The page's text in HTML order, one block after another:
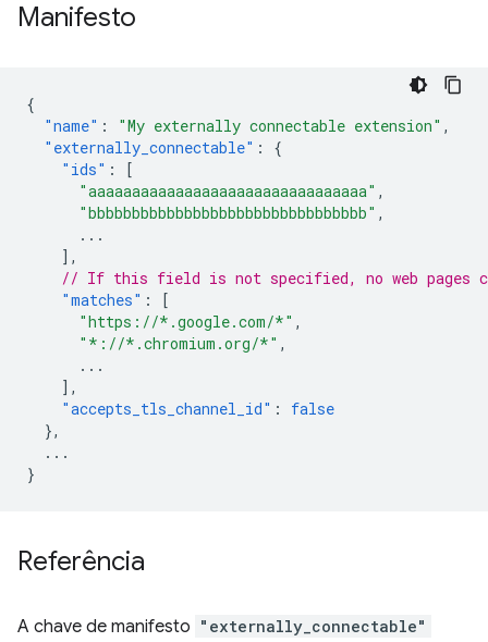
Manifesto
{
"name" : "My externally connectable extension" ,
"externally_connectable" :
{
"ids" :
[
"aaaaaaaaaaaaaaaaaaaaaaaaaaaaaaaa" ,
"bbbbbbbbbbbbbbbbbbbbbbbbbbbbbbbb" ,
...
],
// If this field is not specified, no web pages
"matches" :
[
"https://*.google.com/*" ,
"*://*.chromium.org/*" ,
...
],
"accepts_tls_channel_id" :
false
},
...
}
Referência
A chave de manifesto "externally_connectable"